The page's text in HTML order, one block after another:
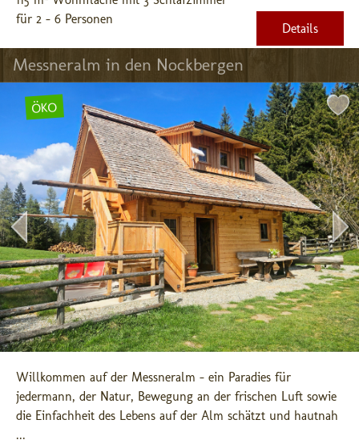
für 2 - 6 Personen
Details
Messneralm in den Nockbergen
ÖKO
Willkommen auf der Messneralm – ein Paradies für
jedermann, der Natur, Bewegung an der frischen Luft sowie
die Einfachheit des Lebens auf der Alm schätzt und hautnah
...